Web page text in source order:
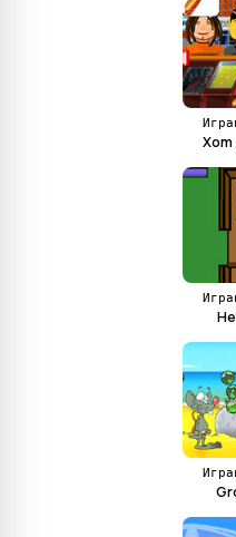
Хот